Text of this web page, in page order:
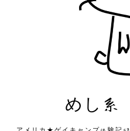
めし系
アメリカ★ゲイキャンプ体験記S3